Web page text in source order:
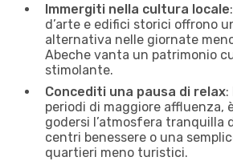
Immergiti nella cultura locale
d’arte e edifici storici offrono
alternativa nelle giornate
Abeche vanta un patrimonio
stimolante.
Concediti una pausa di relax:
periodi di maggiore affluenza,
godersi l’atmosfera tranquilla
centri benessere o una
quartieri meno turistici.